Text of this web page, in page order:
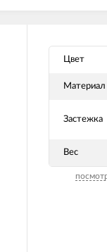
Цвет
Материал
Застежка
Вес